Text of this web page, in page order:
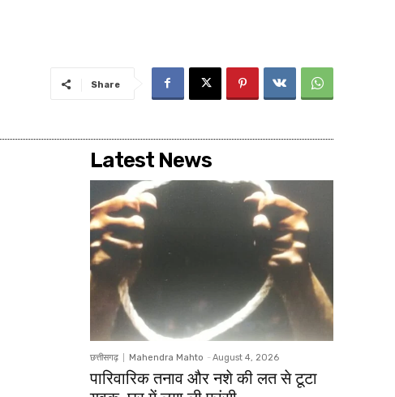
Share
Latest News
छत्तीसगढ़ Mahendra Mahto - August 4, 2026
पारिवारिक तनाव और नशे की लत से टूटा